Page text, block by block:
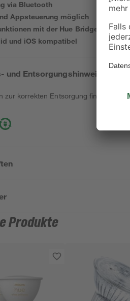
via Bluetooth
Appsteuerung möglich
mit der Hue Bridge möglich
und iOS kompatibel
und Entsorgungshinweise
zur korrekten Entsorgung findest du
Produkte